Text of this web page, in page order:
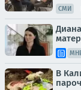
СМИ
В